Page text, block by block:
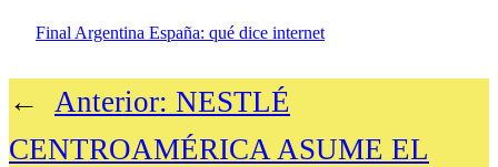
Final Argentina España: qué dice internet
← Anterior: NESTLÉ
CENTROAMÉRICA ASUME EL